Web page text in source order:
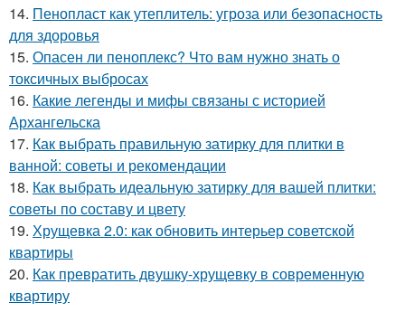
14. Пенопласт как утеплитель: угроза или безопасность
для здоровья
15. Опасен ли пеноплекс? Что вам нужно знать о
токсичных выбросах
16. Какие легенды и мифы связаны с историей
Архангельска
17. Как выбрать правильную затирку для плитки в
ванной: советы и рекомендации
18. Как выбрать идеальную затирку для вашей плитки:
советы по составу и цвету
19. Хрущевка 2.0: как обновить интерьер советской
квартиры
20. Как превратить двушку-хрущевку в современную
квартиру